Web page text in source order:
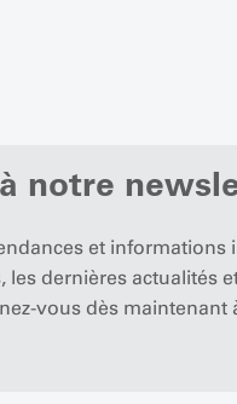
notre
et
dernières actualités
vous dès